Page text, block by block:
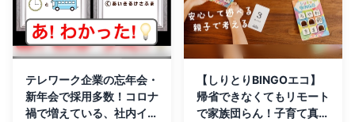
テレワーク企業の忘年会・
新年会で採用多数！コロナ
禍で増えている、社内イベ
【しりとりBINGOエコ】
帰省できなくてもリモート
で家族団らん！子育て真っ